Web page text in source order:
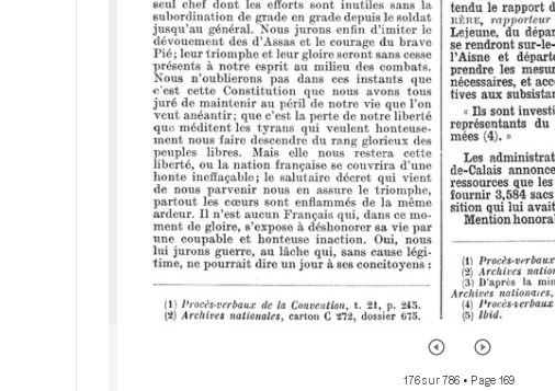
176 sur 786 • Page 169